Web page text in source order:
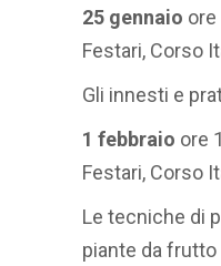
25 gennaio
Festari, Corso
Gli innesti e
1 febbraio ore
Festari, Corso
Le tecniche di
piante da